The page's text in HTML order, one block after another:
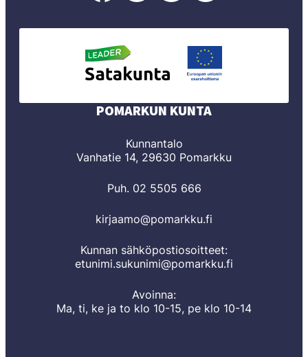
POMARKUN KUNTA
Kunnantalo
Vanhatie 14, 29630 Pomarkku
Puh. 02 5505 666
kirjaamo@pomarkku.fi
Kunnan sähköpostiosoitteet:
etunimi.sukunimi@pomarkku.fi
Avoinna:
Ma, ti, ke ja to klo 10-15, pe klo 10-14